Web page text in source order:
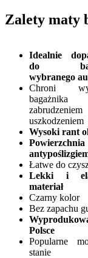
Zalety maty
Idealnie
do
wybranego
Chroni
uszkodzeniem
Wysoki rant
Łatwe do
Lekki i
materiał
Czarny kolor
Bez zapachu
Polsce
Popularne
stanie